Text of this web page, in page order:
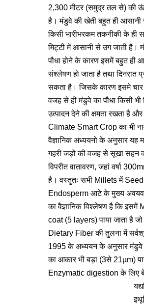
2,300 मीटर (समुद्र तल से) की
है। मंडुवे की खेती बहुत ही आसानी
किसी भारीभरकम तकनीकी के ही
मिट्टी में आसानी से उग जाती है।
पौधा होने के कारण इसमें बहुत ही
संश्लेषण हो जाता है तथा दिनरात
सकता है। जिसके कारण इसमे चार
वजह से ही मंडुवे का पौधा किसी भी
उत्पादन देने की क्षमता रखता है
Climate Smart Crop का भी
वैज्ञानिक अध्ययनो के अनुसार यह
गहरी जड़ों की वजह से सूखा सहन
विपरीत वातावरण, जहां वर्षा
है। वस्तुतः सभी Millets में
Endosperm आटे के मुख्य अवयव
का वैज्ञानिक विश्लेषण है कि
coat (5 layers) पाया जाता है
Dietary Fiber की तुलना में
1995 के अध्ययन के अनुसार
का आकार भी बड़ा (3से 21µm)
Enzymatic digestion के लिए